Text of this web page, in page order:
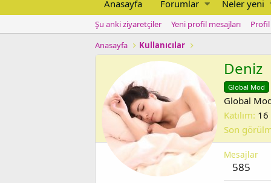
Anasayfa Forumlar Neler yeni
Şu anki ziyaretçiler Yeni profil mesajları
Profil
Anasayfa
Kullanıcılar
Deniz
Global Mod
Global
Katılım 16
Son
Mesajlar
585